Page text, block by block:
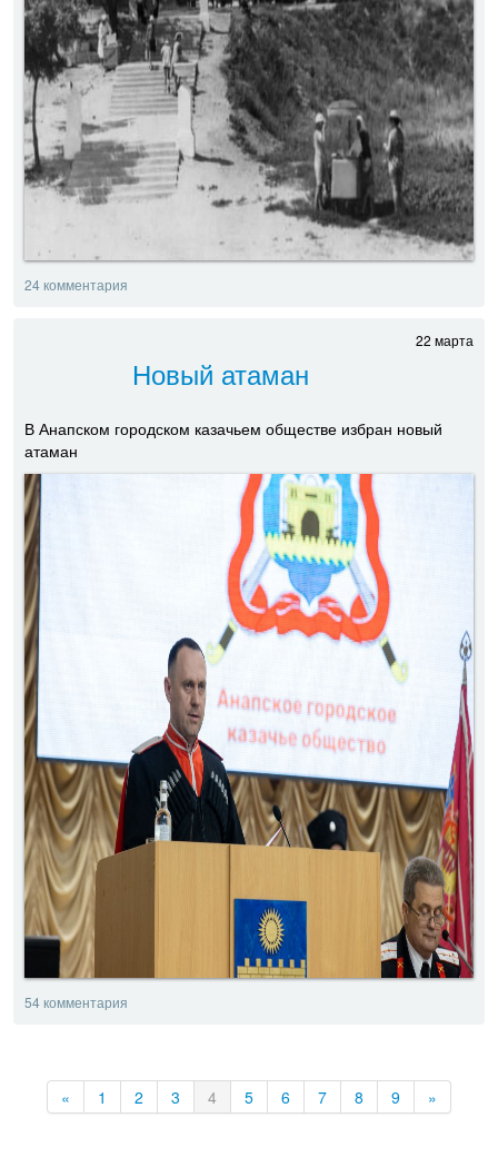
24 комментария
22 марта
Новый атаман
В Анапском городском казачьем обществе избран новый
атаман
54 комментария
« 1 2 3 4 5 6 7 8 9 »